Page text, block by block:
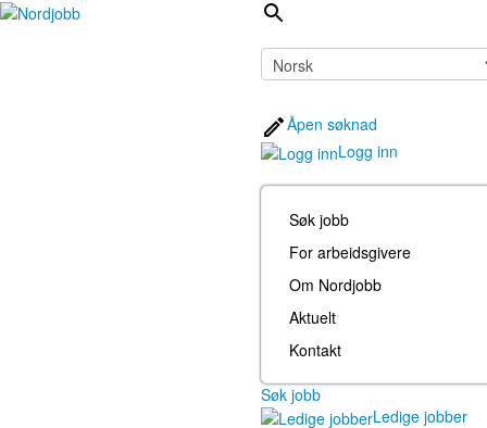
Åpen søknad
Logg inn
Søk jobb
For arbeidsgivere
Om Nordjobb
Aktuelt
Kontakt
Søk jobb
Ledige jobber